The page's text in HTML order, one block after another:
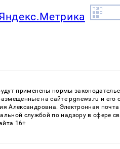
применены нормы
на сайте pgnews.ru и его
Электронная
службой по надзору в сфере
16+